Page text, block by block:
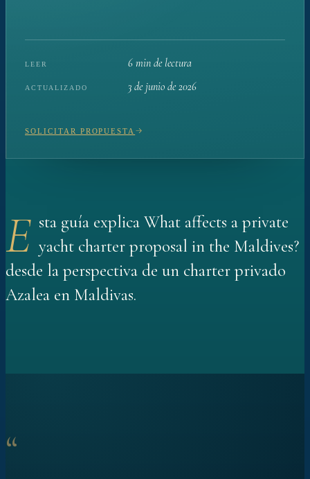
LEER 6 min de lectura
ACTUALIZADO 3 de junio de 2026
SOLICITAR PROPUESTA
E sta guía explica What affects a private
yacht charter proposal in the Maldives?
desde la perspectiva de un charter privado
Azalea en Maldivas.
“